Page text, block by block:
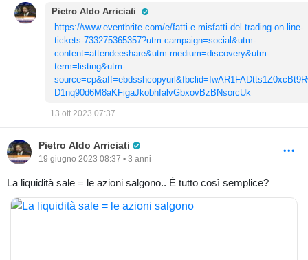
Pietro Aldo Arriciati
https://www.eventbrite.com/e/fatti-e-misfatti-del-trading-on-line-
tickets-733275365357?utm-campaign=social&utm-
content=attendeeshare&utm-medium=discovery&utm-
term=listing&utm-
D1nq90d6M8aKFigaJkobhfalvGbxovBzBNsorcUk
13 ott 2023 07:37
Pietro Aldo Arriciati
19 giugno 2023 08:37 • 3 anni
La liquidità sale = le azioni salgono.. È tutto così semplice?